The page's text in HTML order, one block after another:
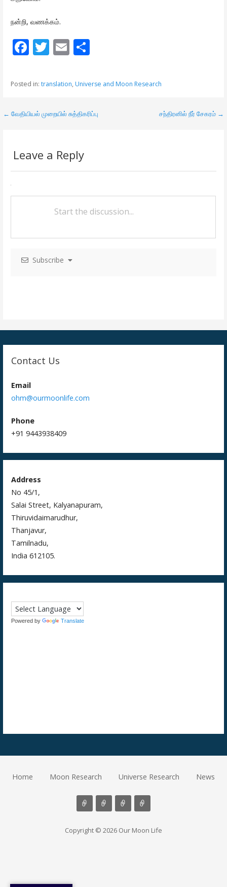
நன்றி, வணக்கம்.
F
e
o
T
itt
E
ai
S
ar
Posted in: translation, Universe and Moon Research
P
n
← வேதியியல் முறையில் சுத்திகரிப்பு சந்திரனில் நீர் சேகரம் →
Leave a Reply
Subscribe
Contact Us
Email
ohm@ourmoonlife.com
Phone
+91 9443938409
Address
No 45/1,
Salai Street, Kalyanapuram,
Thiruvidaimarudhur,
Thanjavur,
Tamilnadu,
India 612105.
Powered by Translate
Home Moon Research Universe Research News
Copyright © 2026 Our Moon Life